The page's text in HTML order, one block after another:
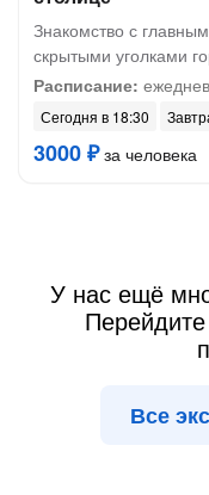
Знакомство с
скрытыми уголками
Расписание:
Сегодня в 18:30
3000 ₽за человека
У нас ещё
Все